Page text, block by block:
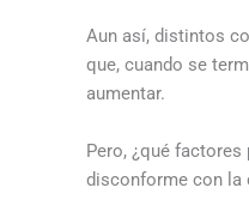
Aun así, distintos
que, cuando se
aumentar.
Pero, ¿qué
disconforme con la